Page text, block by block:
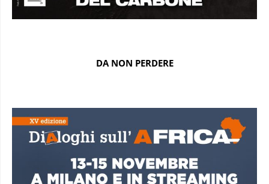
DA NON PERDERE